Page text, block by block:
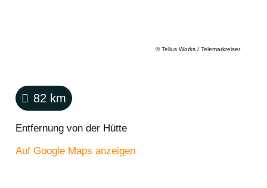
©Tellus Works / Telemarkreiser
82 km
Entfernung von der Hütte
Auf Google Maps anzeigen